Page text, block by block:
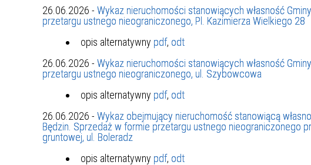
ZAKRESU
WAŻNA INFORMACJA - DOT.
RYZYKA WEWNĘTRZNEGO
SYSTEMU WODOCIĄGOWEGO
26.06.2026 - Wykaz nieruchomości stanowiących własność
przetargu ustnego nieograniczonego, Pl. Kazimierza Wielkiego 28
opis alternatywny pdf, odt
26.06.2026 - Wykaz nieruchomości stanowiących własność
przetargu ustnego nieograniczonego, ul. Szybowcowa
opis alternatywny pdf, odt
26.06.2026 - Wykaz obejmujący nieruchomość stanowiącą
Będzin. Sprzedaż w formie przetargu ustnego nieograniczonego
gruntowej, ul. Boleradz
opis alternatywny pdf, odt